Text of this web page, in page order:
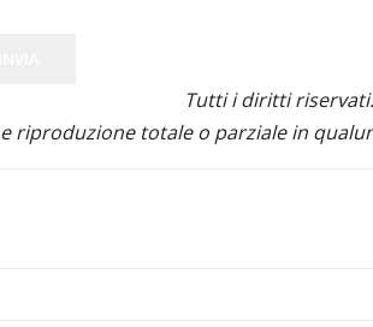
Tutti i diritti
e riproduzione totale o parziale in